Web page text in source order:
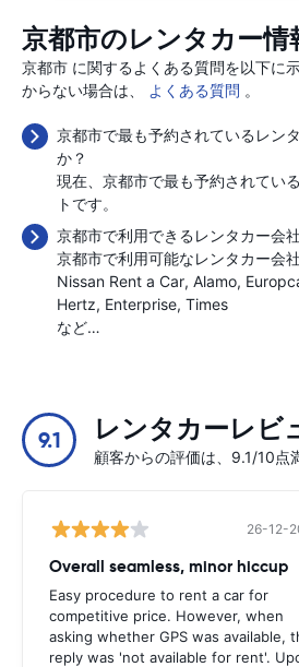
京都市のレンタカー情
京都市 に関するよくある質問を以下に
からない場合は、
よくある質問 。
京都市で最も予約されているレン
か？
現在、京都市で最も予約されてい
トです。
京都市で利用できるレンタカー会
京都市で利用可能なレンタカー会社
Nissan Rent a Car Alamo
Hertz Enterprise Times
など…
9.1 レンタカーレビ
顧客からの評価は、9.1/10点
26-12-
Overall seamless, minor hiccup
Easy procedure to rent a car for
competitive price. However, when
asking whether GPS was available,
reply was 'not available for rent'.